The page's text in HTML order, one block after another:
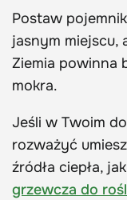
Postaw
jasnym miejscu,
Ziemia powinna
mokra.
Jeśli w Twoim
rozważyć
źródła ciepła,
grzewcza do